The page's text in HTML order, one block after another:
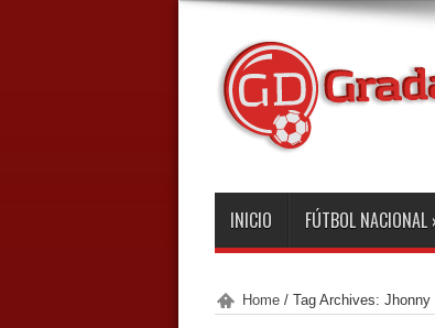
INICIO FÚTBOL NACIONAL
Home/ Tag Archives: Jhonny